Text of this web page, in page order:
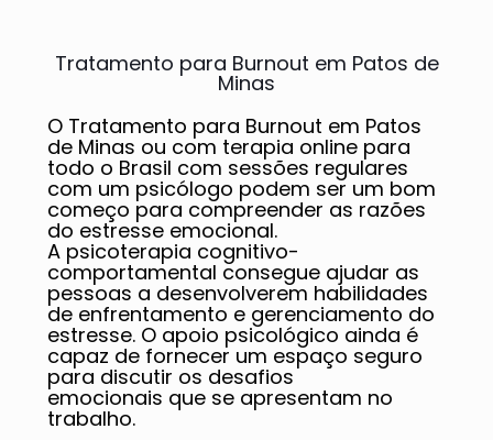
Tratamento para Burnout em Patos de
Minas
O Tratamento para Burnout em Patos
de Minas ou com terapia online para
todo o Brasil com sessões regulares
com um psicólogo podem ser um bom
começo para compreender as razões
do estresse emocional.
A psicoterapia cognitivo-
comportamental consegue ajudar as
pessoas a desenvolverem habilidades
de enfrentamento e gerenciamento do
estresse. O apoio psicológico ainda é
capaz de fornecer um espaço seguro
para discutir os desafios
emocionais que se apresentam no
trabalho.